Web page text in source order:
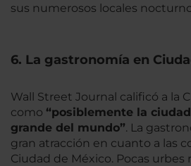
sus numerosos locales
6. La gastronomía en
Wall Street Journal calificó a la
como “posiblemente la
grande del mundo”. La
gran atracción en cuanto a las
Ciudad de México. Pocas